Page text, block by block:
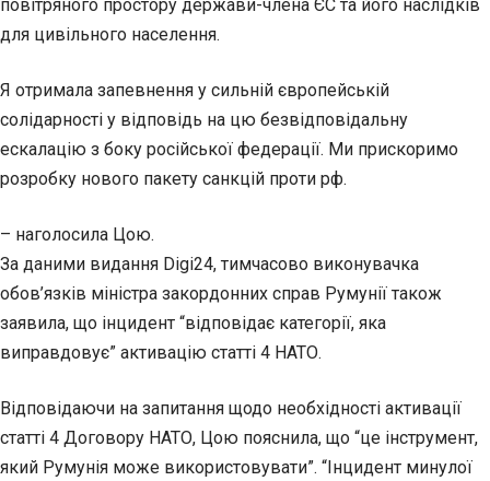
повітряного простору держави-члена ЄС та його наслідків
для цивільного населення.
Я отримала запевнення у сильній європейській
солідарності у відповідь на цю безвідповідальну
ескалацію з боку російської федерації. Ми прискоримо
розробку нового пакету санкцій проти рф.
– наголосила Цою.
За даними видання Digi24, тимчасово виконувачка
обов’язків міністра закордонних справ Румунії також
заявила, що інцидент “відповідає категорії, яка
виправдовує” активацію статті 4 НАТО.
Відповідаючи на запитання щодо необхідності активації
статті 4 Договору НАТО, Цою пояснила, що “це інструмент,
який Румунія може використовувати”. “Інцидент минулої